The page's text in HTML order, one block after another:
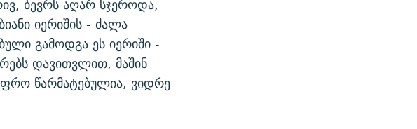
ბევრს აღარ სჯეროდა,
იერიშის - ძალა
გამოდგა ეს იერიში -
დავითვლით, მაშინ
წარმატებულია, ვიდრე